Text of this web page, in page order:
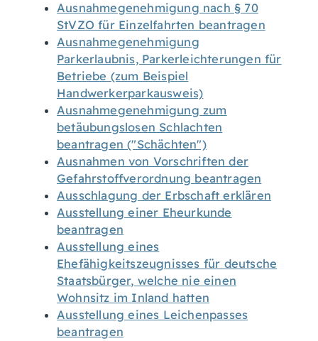
Ausnahmegenehmigung nach § 70
StVZO für Einzelfahrten beantragen
Ausnahmegenehmigung
Parkerlaubnis, Parkerleichterungen für
Betriebe (zum Beispiel
Handwerkerparkausweis)
Ausnahmegenehmigung zum
betäubungslosen Schlachten
beantragen ("Schächten")
Ausnahmen von Vorschriften der
Gefahrstoffverordnung beantragen
Ausschlagung der Erbschaft erklären
Ausstellung einer Eheurkunde
beantragen
Ausstellung eines
Ehefähigkeitszeugnisses für deutsche
Staatsbürger, welche nie einen
Wohnsitz im Inland hatten
Ausstellung eines Leichenpasses
beantragen